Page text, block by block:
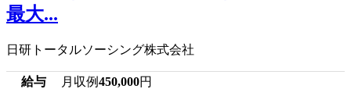
最大...
日研トータルソーシング株式会社
給与 月収例450,000円